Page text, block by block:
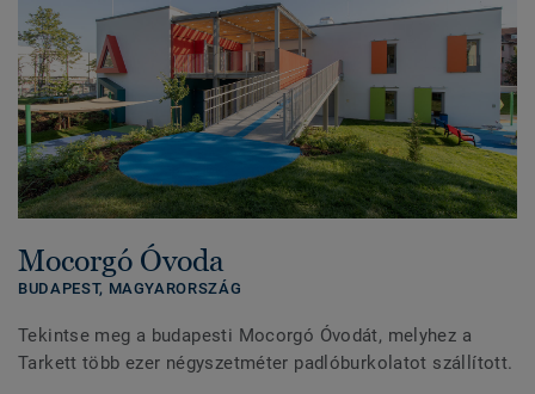
Mocorgó Óvoda
BUDAPEST, MAGYARORSZÁG
Tekintse meg a budapesti Mocorgó Óvodát, melyhez a
Tarkett több ezer négyszetméter padlóburkolatot szállított.